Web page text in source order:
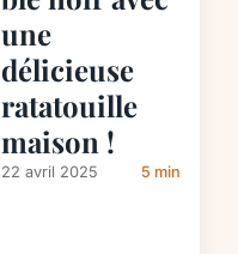
une
délicieuse
ratatouille
maison !
22 avril 2025 5 min